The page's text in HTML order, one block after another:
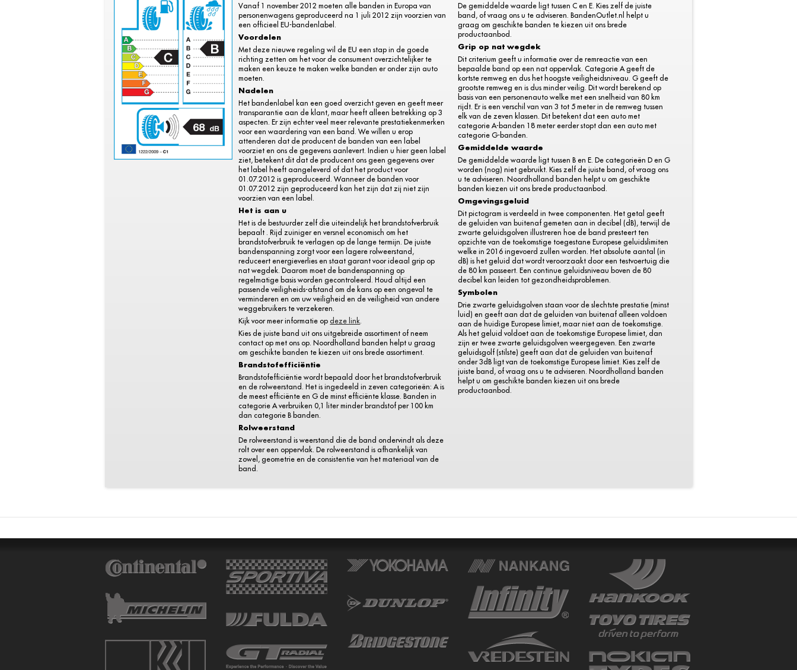
Vanaf 1 november 2012 moeten alle banden in Europa van
personenwagens geproduceerd na 1 juli 2012 zijn voorzien van
een officieel EU-bandenlabel.
Voordelen
Met deze nieuwe regeling wil de EU een stap in de goede
richting zetten om het voor de consument overzichtelijker te
maken een keuze te maken welke banden er onder zijn auto
moeten.
Nadelen
Het bandenlabel kan een goed overzicht geven en geeft meer
transparantie aan de klant, maar heeft alleen betrekking op 3
aspecten. Er zijn echter veel meer relevante prestatiekenmerken
voor een waardering van een band. We willen u erop
attenderen dat de producent de banden van een label
voorziet en ons de gegevens aanlevert. Indien u hier geen label
ziet, betekent dit dat de producent ons geen gegevens over
het label heeft aangeleverd of dat het product voor
01.07.2012 is geproduceerd. Wanneer de banden voor
01.07.2012 zijn geproduceerd kan het zijn dat zij niet zijn
voorzien van een label.
Het is aan u
Het is de bestuurder zelf die uiteindelijk het brandstofverbruik
bepaalt . Rijd zuiniger en versnel economisch om het
brandstofverbruik te verlagen op de lange termijn. De juiste
bandenspanning zorgt voor een lagere rolweerstand,
reduceert energieverlies en staat garant voor ideaal grip op
nat wegdek. Daarom moet de bandenspanning op
regelmatige basis worden gecontroleerd. Houd altijd een
passende veiligheids-afstand om de kans op een ongeval te
verminderen en om uw veiligheid en de veiligheid van andere
weggebruikers te verzekeren.
Kijk voor meer informatie op deze link
Kies de juiste band uit ons uitgebreide assortiment of neem
contact op met ons op. Noordholland banden helpt u graag
om geschikte banden te kiezen uit ons brede assortiment.
Brandstofefficiëntie
Brandstofefficiëntie wordt bepaald door het brandstofverbruik
en de rolweerstand. Het is ingedeeld in zeven categorieën: A is
de meest efficiënte en G de minst efficiënte klasse. Banden in
categorie A verbruiken 0,1 liter minder brandstof per 100 km
dan categorie B banden.
Rolweerstand
De rolweerstand is weerstand die de band ondervindt als deze
rolt over een oppervlak. De rolweerstand is afhankelijk van
zowel, geometrie en de consistentie van het materiaal van de
band.
De gemiddelde waarde ligt tussen C en E. Kies zelf de juiste
band, of vraag ons u te adviseren. BandenOutlet.nl helpt u
graag om geschikte banden te kiezen uit ons brede
productaanbod.
Grip op nat wegdek
Dit criterium geeft u informatie over de remreactie van een
bepaalde band op een nat oppervlak. Categorie A geeft de
kortste remweg en dus het hoogste veiligheidsniveau. G geeft de
grootste remweg en is dus minder veilig. Dit wordt berekend op
basis van een personenauto welke met een snelheid van 80 km
rijdt. Er is een verschil van van 3 tot 5 meter in de remweg tussen
elk van de zeven klassen. Dit betekent dat een auto met
categorie A-banden 18 meter eerder stopt dan een auto met
categorie G-banden.
Gemiddelde waarde
De gemiddelde waarde ligt tussen B en E. De categorieën D en G
worden (nog) niet gebruikt. Kies zelf de juiste band, of vraag ons
u te adviseren. Noordholland banden helpt u om geschikte
banden kiezen uit ons brede productaanbod.
Omgevingsgeluid
Dit pictogram is verdeeld in twee componenten. Het getal geeft
de geluiden van buitenaf gemeten aan in decibel (dB), terwijl de
zwarte geluidsgolven illustreren hoe de band presteert ten
opzichte van de toekomstige toegestane Europese geluidslimiten
welke in 2016 ingevoerd zullen worden. Het absolute aantal (in
dB) is het geluid dat wordt veroorzaakt door een testvoertuig die
de 80 km passeert. Een continue geluidsniveau boven de 80
decibel kan leiden tot gezondheidsproblemen.
Symbolen
Drie zwarte geluidsgolven staan voor de slechtste prestatie (minst
luid) en geeft aan dat de geluiden van buitenaf alleen voldoen
aan de huidige Europese limiet, maar niet aan de toekomstige.
Als het geluid voldoet aan de toekomstige Europese limiet, dan
zijn er twee zwarte geluidsgolven weergegeven. Een zwarte
geluidsgolf (stilste) geeft aan dat de geluiden van buitenaf
onder 3dB ligt van de toekomstige Europese limiet. Kies zelf de
juiste band, of vraag ons u te adviseren. Noordholland banden
helpt u om geschikte banden kiezen uit ons brede
productaanbod.